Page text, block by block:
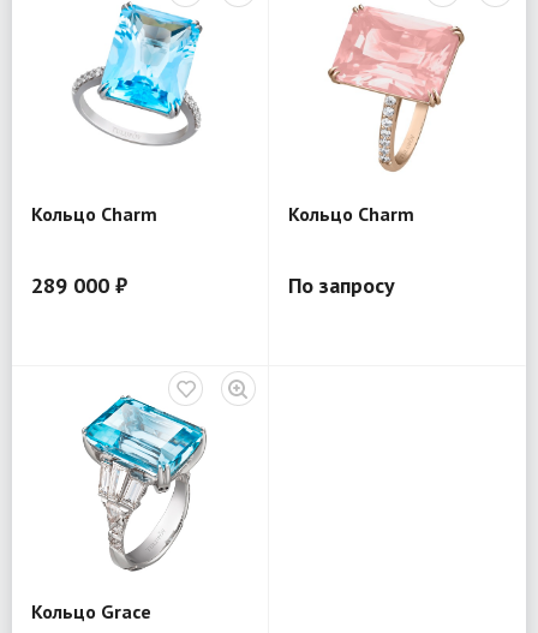
Кольцо Charm
289 000 ₽
Кольцо Charm
По запросу
Кольцо Grace